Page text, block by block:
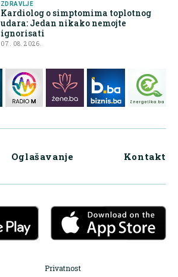
ZDRAVLJE
Kardiolog o simptomima toplotnog
udara: Jedan nikako nemojte
ignorisati
07. 08. 2026.
Oglašavanje Kontakt
Privatnost